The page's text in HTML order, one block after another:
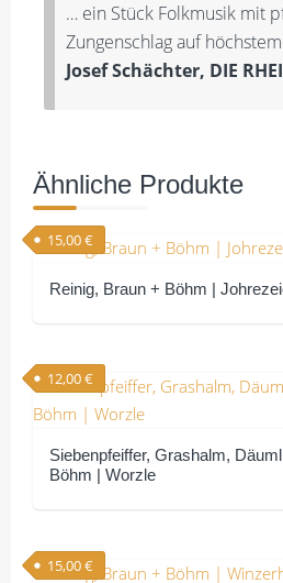
… ein Stück Folkmusik mit
Zungenschlag auf
Josef Schächter, DIE
Ähnliche Produkte
Reinig, Braun + Böhm |
15,00€
Siebenpfeiffer, Grashalm,
Böhm | Worzle
12,00€
15,00€